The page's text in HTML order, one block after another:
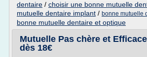
dentaire / choisir une bonne mutuelle
mutuelle dentaire implant / bonne mutuelle
bonne mutuelle dentaire et optique
Mutuelle Pas chère et
dès 18€